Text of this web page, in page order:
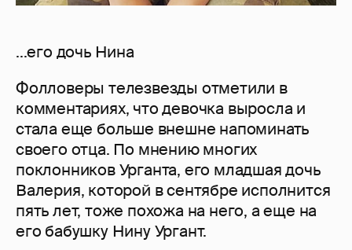
...его дочь Нина
Фолловеры телезвезды отметили в
комментариях, что девочка выросла и
стала еще больше внешне напоминать
своего отца. По мнению многих
поклонников Урганта, его младшая дочь
Валерия, которой в сентябре исполнится
пять лет, тоже похожа на него, а еще на
его бабушку Нину Ургант.